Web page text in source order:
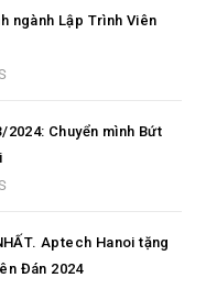
ngành Lập Trình Viên
Chuyển mình Bứt
Aptech Hanoi tặng
Đán 2024